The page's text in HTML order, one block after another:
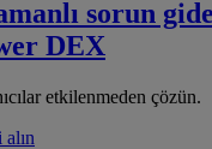
sorun
DEX
etkilenmeden çözün.